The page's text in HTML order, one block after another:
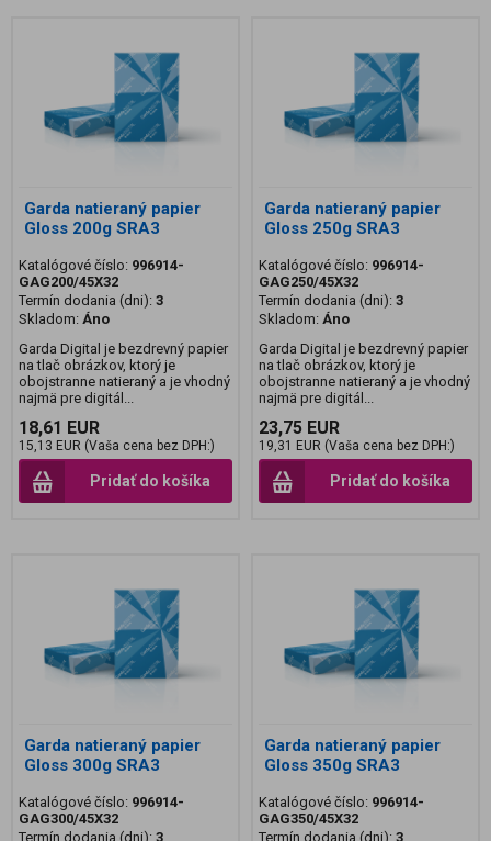
Garda natieraný papier
Gloss 200g SRA3
Katalógové číslo: 996914-
GAG200/45X32
Termín dodania (dni): 3
Skladom: Áno
Garda Digital je bezdrevný papier
na tlač obrázkov, ktorý je
obojstranne natieraný a je vhodný
najmä pre digitál...
18,61 EUR
15,13 EUR (Vaša cena bez DPH:)
Pridať do košíka
Garda natieraný papier
Gloss 250g SRA3
Katalógové číslo: 996914-
GAG250/45X32
Termín dodania (dni): 3
Skladom: Áno
Garda Digital je bezdrevný papier
na tlač obrázkov, ktorý je
obojstranne natieraný a je vhodný
najmä pre digitál...
23,75 EUR
19,31 EUR (Vaša cena bez DPH:)
Pridať do košíka
Garda natieraný papier
Gloss 300g SRA3
Katalógové číslo: 996914-
GAG300/45X32
Termín dodania (dni): 3
Garda natieraný papier
Gloss 350g SRA3
Katalógové číslo: 996914-
GAG350/45X32
Termín dodania (dni): 3